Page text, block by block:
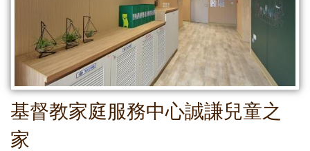
基督教家庭服務中心誠謙兒童之
家